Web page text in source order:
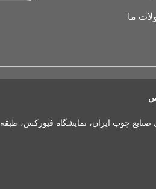
ما
چوب ایران، نمایشگاه فیورکس، طبقه 3